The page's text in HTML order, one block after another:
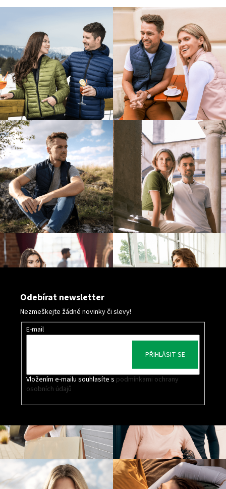
Odebírat newsletter
Nezmeškejte žádné novinky či slevy!
E-mail
Vložením e-mailu souhlasíte s podmínkami ochrany
osobních údajů
PŘIHLÁSIT SE